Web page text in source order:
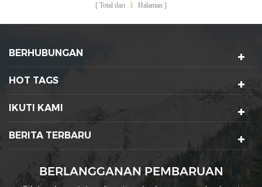
Total dari 1 Halaman
BERHUBUNGAN
HOT TAGS
IKUTI KAMI
BERITA TERBARU
BERLANGGANAN PEMBARUAN